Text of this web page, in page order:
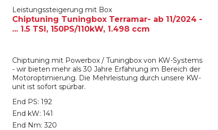
Leistungssteigerung mit Box
Chiptuning Tuningbox Terramar- ab 11/2024 -
... 1.5 TSI, 150PS/110kW, 1.498 ccm
Chiptuning mit Powerbox / Tuningbox von KW-Systems
- wir bieten mehr als 30 Jahre Erfahrung im Bereich der
Motoroptimierung. Die Mehrleistung durch unsere KW-
unit ist sofort spürbar.
End PS: 192
End kW: 141
End Nm: 320